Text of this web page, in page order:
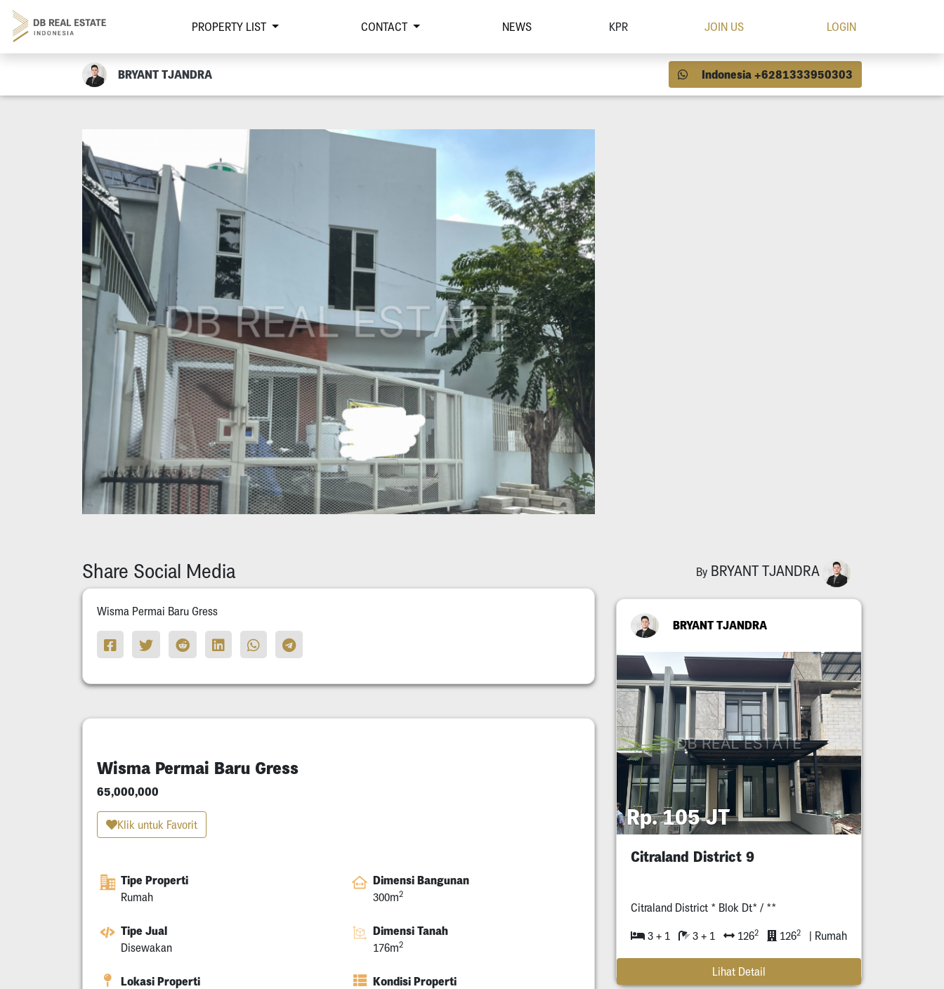
PROPERTY LIST CONTACT NEWS KPR JOIN US LOGIN
BRYANT TJANDRA Indonesia +6281333950303
Share Social Media
Wisma Permai Baru Gress
Wisma Permai Baru Gress
65,000,000
Klik untuk Favorit
Tipe Properti
Rumah
Dimensi Bangunan
300m2
Tipe Jual
Disewakan
Dimensi Tanah
176m2
Lokasi Properti Kondisi Properti
By BRYANT TJANDRA
BRYANT TJANDRA
Rp. 105 JT
Citraland District 9
Citraland District * Blok Dt* / **
3 + 1 3 + 1 1262 1262 | Rumah
Lihat Detail